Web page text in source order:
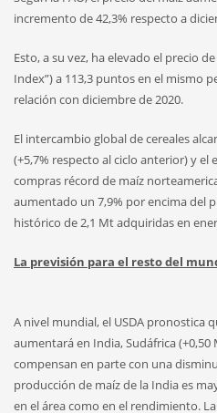
incremento de 42,3% respecto a
Esto, a su vez, ha elevado el precio
Index”) a 113,3 puntos en el mismo
relación con diciembre de 2020.
El intercambio global de cereales
(+5,7% respecto al ciclo anterior) y el
compras récord de maíz
aumentado un 7,9% por encima del
histórico de 2,1 Mt adquiridas en
La previsión para el resto del
A nivel mundial, el USDA pronostica
aumentará en India, Sudáfrica (+0,50
compensan en parte con una
producción de maíz de la India es
en el área como en el rendimiento.